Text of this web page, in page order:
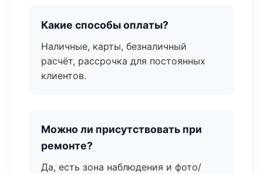
Какие способы оплаты?
Наличные, карты, безналичный
расчёт, рассрочка для постоянных
клиентов.
Можно ли присутствовать при
ремонте?
Да, есть зона наблюдения и фото/